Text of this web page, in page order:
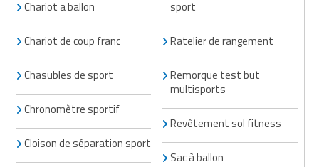
Ustensile cuisine professionnel
Vitrines pour magasin
Traitement de l'air
Traitement des eaux
Trancheuse professionnelle
Transformateur électrique
Tubes et profilés
Tapis et caillebotis
Traitement des surfaces
Traitement du linge
Vestiaires et casiers
Equipements de football
Equipements de karting
Equipements pour patinage
Equipements pour roller
Equipements pour skateboard
Pétrin professionnel
Piano de cuisson
Plats et plateaux
Pompes à sauce
Portes commandes restaurant
Chariot a ballon
Chariot de coup franc
Chasubles de sport
Chronomètre sportif
Cloison de séparation sport
sport
Ratelier de rangement
Remorque test but
multisports
Revêtement sol fitness
Sac à ballon